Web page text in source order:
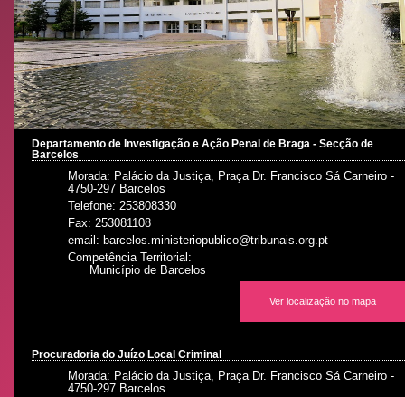
Departamento de Investigação e Ação Penal de Braga - Secção de
Barcelos
Morada: Palácio da Justiça, Praça Dr. Francisco Sá Carneiro -
4750-297 Barcelos
Telefone: 253808330
Fax: 253081108
email: barcelos.ministeriopublico@tribunais.org.pt
Competência Territorial:
Município de Barcelos
Ver localização no mapa
Procuradoria do Juízo Local Criminal
Morada: Palácio da Justiça, Praça Dr. Francisco Sá Carneiro -
4750-297 Barcelos